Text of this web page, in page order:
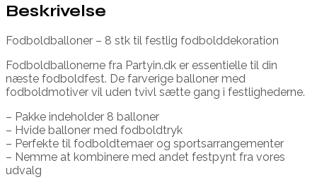
Beskrivelse
Fodboldballoner – 8 stk til festlig fodbolddekoration
Fodboldballonerne fra Partyin.dk er essentielle til din
næste fodboldfest. De farverige balloner med
fodboldmotiver vil uden tvivl sætte gang i festlighederne.
– Pakke indeholder 8 balloner
– Hvide balloner med fodboldtryk
– Perfekte til fodboldtemaer og sportsarrangementer
– Nemme at kombinere med andet festpynt fra vores
udvalg